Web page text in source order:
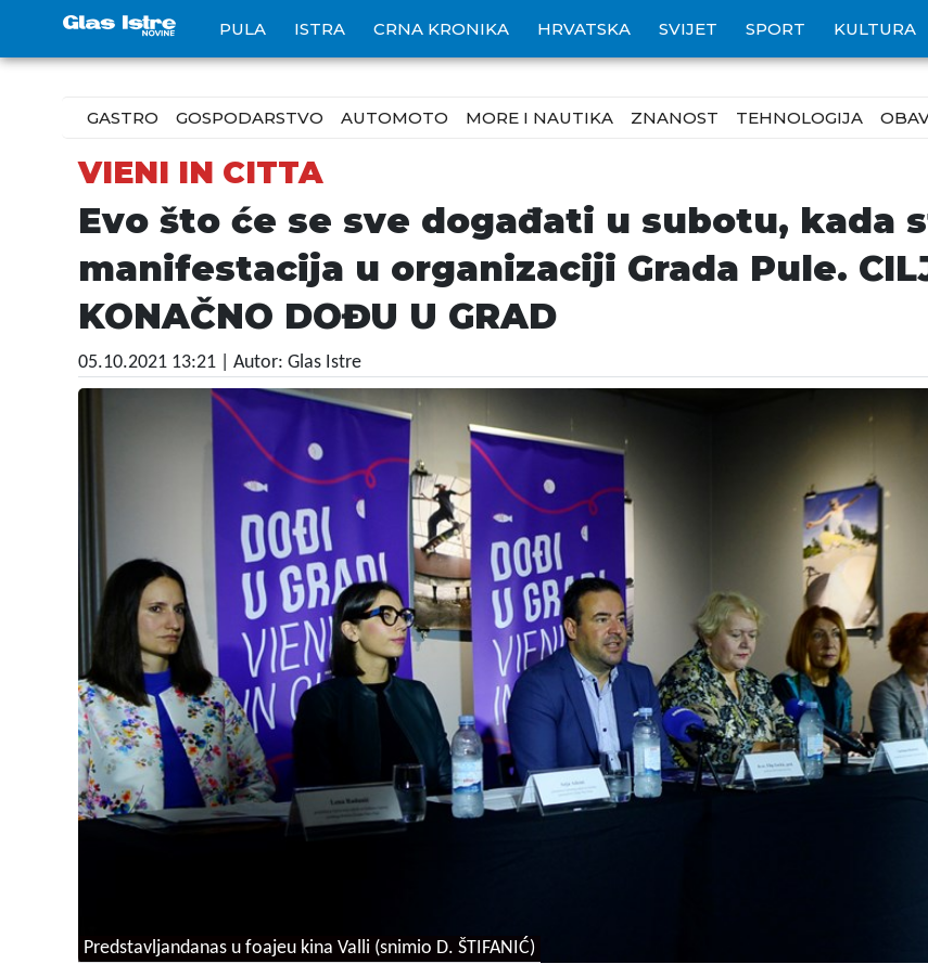
PULA ISTRA CRNA KRONIKA HRVATSKA SVIJET SPORT KULTURA
GASTRO GOSPODARSTVO AUTOMOTO MORE I NAUTIKA ZNANOST TEHNOLOGIJA
VIENI IN CITTA
Evo što će se sve događati u subotu, kada
manifestacija u organizaciji Grada Pule.
KONAČNO DOĐU U GRAD
05.10.2021 13:21 | Autor: Glas Istre
Predstavljandanas u foajeu kina Valli (snimio D. ŠTIFANIĆ)